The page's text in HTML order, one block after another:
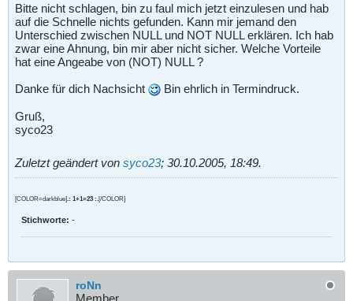
Bitte nicht schlagen, bin zu faul mich jetzt einzulesen und hab
auf die Schnelle nichts gefunden. Kann mir jemand den
Unterschied zwischen NULL und NOT NULL erklären. Ich hab
zwar eine Ahnung, bin mir aber nicht sicher. Welche Vorteile
hat eine Angeabe von (NOT) NULL ?
Danke für dich Nachsicht
Bin ehrlich in Termindruck.
Gruß,
syco23
Zuletzt geändert von syco23; 30.10.2005, 18:49.
[COLOR=darkblue] .: 1+1=23 :. [/COLOR]
Stichworte: -
roNn
Member